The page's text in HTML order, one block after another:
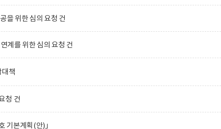
을 위한 심의 요청 건
계를 위한 심의 요청 건
책
청 건
기본계획(안)」